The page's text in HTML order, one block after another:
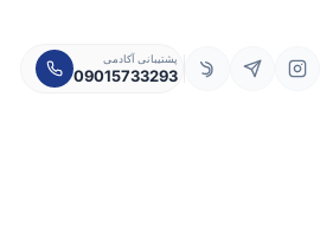
پشتیبانی آکادمی
09015733293